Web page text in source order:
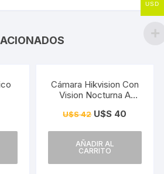
Cámara Hikvision Con
Vision Nocturna A
U$S42 U$S 40
AÑADIR AL
CARRITO
USD